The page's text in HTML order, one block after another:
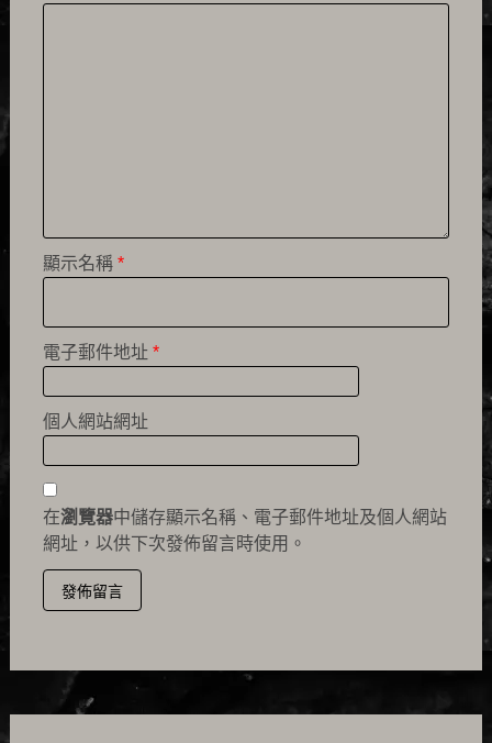
顯示名稱 *
電子郵件地址 *
個人網站網址
在瀏覽器中儲存顯示名稱、電子郵件地址及個人網站
網址，以供下次發佈留言時使用。